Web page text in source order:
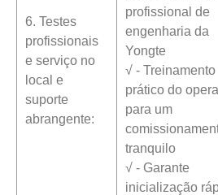
6. Testes
profissionais
e serviço no
local e
suporte
abrangente:
profissional de
engenharia da
Yongte
√ - Treinamento
prático do
para um
tranquilo
√ - Garante
inicialização